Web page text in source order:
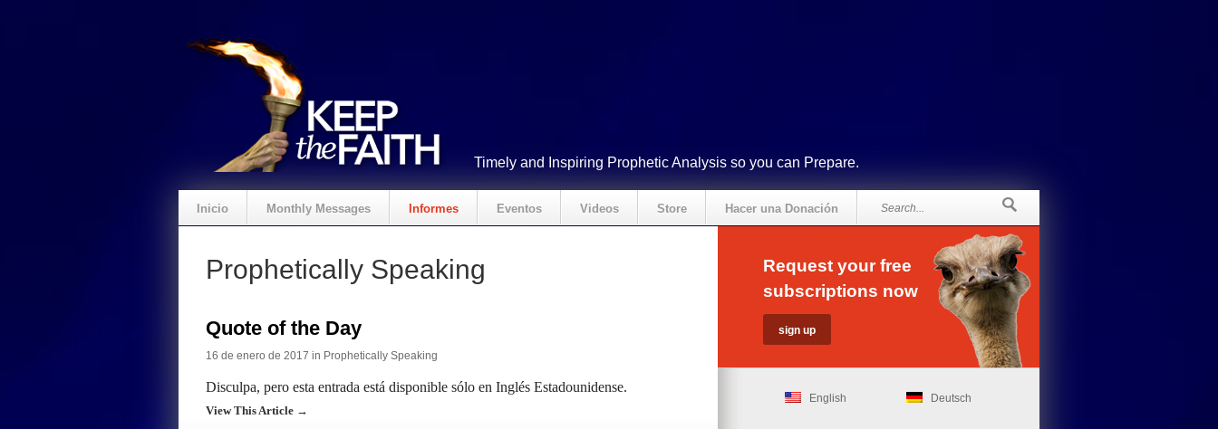
Timely and Inspiring Prophetic Analysis so you can Prepare.
Inicio Monthly Messages Informes Eventos Videos Store Hacer una Donación
Prophetically Speaking
Quote of the Day
16 de enero de 2017 in Prophetically Speaking
Disculpa, pero esta entrada está disponible sólo en Inglés Estadounidense.
View This Article →
Request your free
subscriptions now
English Deutsch